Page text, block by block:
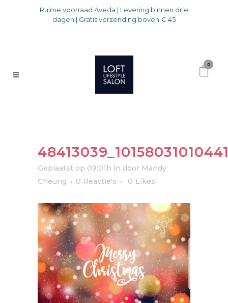
Ruime voorraad Aveda | Levering binnen drie
dagen | Gratis verzending boven € 45
0
Geplaatst op 09:01h in door Mandy
Cheung
0 Reactie's 0 Likes